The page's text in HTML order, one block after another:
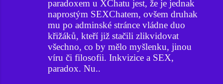
paradoxem u XChatu jest, že je jednak
naprostým SEXChatem, ovšem druhak
mu po adminské stránce vládne duo
křižáků, kteří již stačili zlikvidovat
všechno, co by mělo myšlenku, jinou
víru či filosofii. Inkvizice a SEX,
paradox. Nu..